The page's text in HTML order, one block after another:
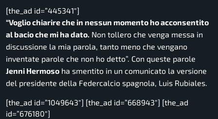
[the_ad id=”445341″]
“Voglio chiarire che in nessun momento ho acconsentito
al bacio che mi ha dato. Non tollero che venga messa in
discussione la mia parola, tanto meno che vengano
inventate parole che non ho detto”. Con queste parole
Jenni Hermoso ha smentito in un comunicato la versione
del presidente della Federcalcio spagnola, Luis Rubiales.
[the_ad id=”1049643″] [the_ad id=”668943″] [the_ad
id=”676180″]